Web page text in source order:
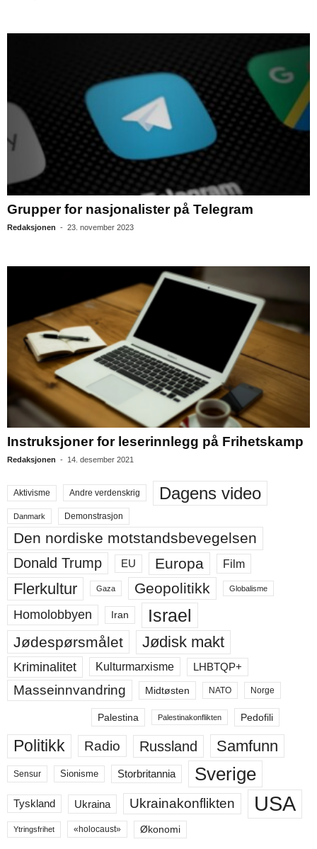
Grupper for nasjonalister på Telegram
Redaksjonen - 23. november 2023
Instruksjoner for leserinnlegg på Frihetskamp
Redaksjonen - 14. desember 2021
Aktivisme Andre verdenskrig Dagens video
Danmark Demonstrasjon
Den nordiske motstandsbevegelsen
Donald Trump EU Europa Film
Flerkultur Gaza Geopolitikk Globalisme
Homolobbyen Iran Israel
Jødespørsmålet Jødisk makt
Kriminalitet Kulturmarxisme LHBTQP+
Masseinnvandring Midtøsten NATO Norge
Palestina Palestinakonflikten Pedofili
Politikk Radio Russland Samfunn
Sensur Sionisme Storbritannia Sverige
Tyskland Ukraina Ukrainakonflikten USA
Ytringsfrihet «holocaust» Økonomi